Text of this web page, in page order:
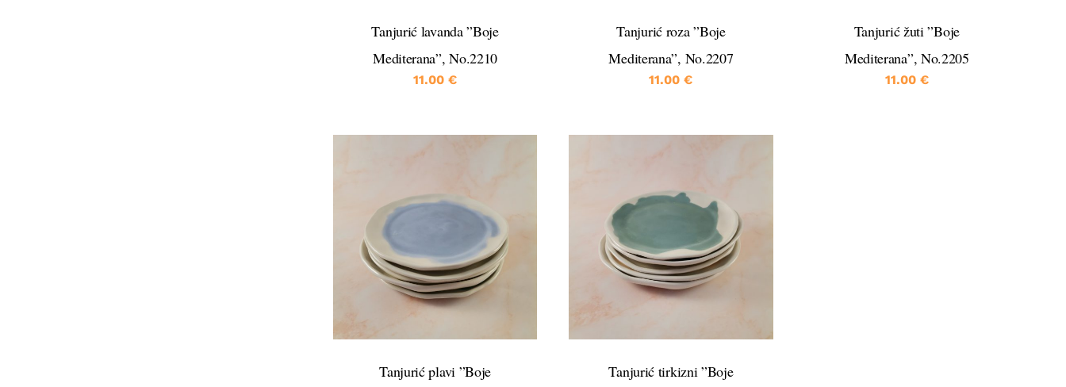
Tanjurić lavanda ”Boje
Mediterana”, No.2210
11.00€
Tanjurić roza ”Boje
Mediterana”, No.2207
11.00€
Tanjurić žuti ”Boje
Mediterana”, No.2205
11.00 €
Tanjurić plavi ”Boje
Tanjurić tirkizni ”Boje